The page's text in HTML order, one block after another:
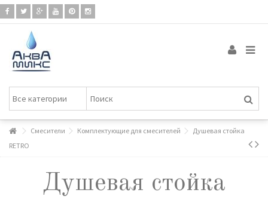
Смесители Комплектующие для смесителей
Душевая стойка
RETRO
Душевая стойка